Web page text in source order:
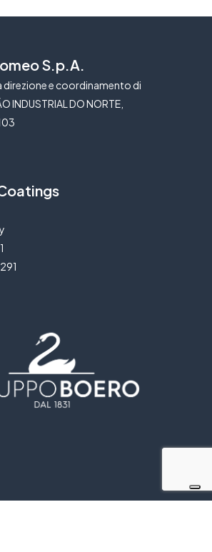
S.p.A.
e coordinamento di
INDUSTRIAL DO NORTE,